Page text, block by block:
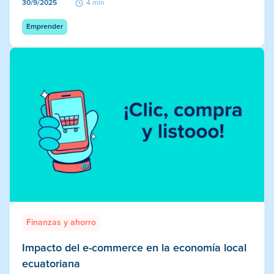
30/9/2025 4 min
Emprender
Finanzas y ahorro
Impacto del e-commerce en la economía local
ecuatoriana